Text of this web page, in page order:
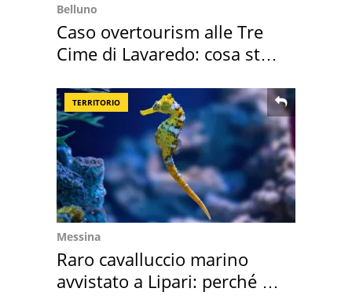
Belluno
Caso overtourism alle Tre
Cime di Lavaredo: cosa sta
TERRITORIO
Messina
Raro cavalluccio marino
avvistato a Lipari: perché è